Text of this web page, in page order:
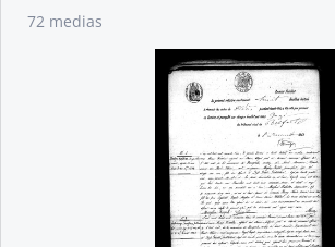
72 medias